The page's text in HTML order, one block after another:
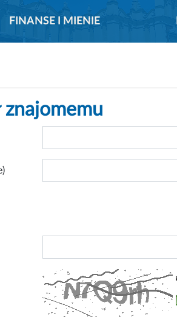
FINANSE I MIENIE
znajomemu